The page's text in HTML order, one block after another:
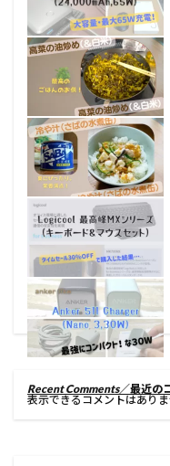
Recent Comments／最近の
表示できるコメントはありま